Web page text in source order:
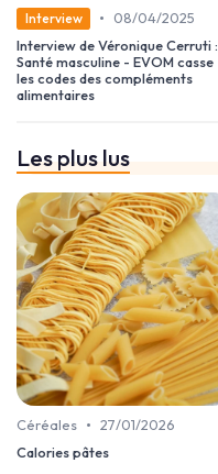
Interview •
08/04/2025
Interview de Véronique Cerruti :
Santé masculine - EVOM casse
les codes des compléments
alimentaires
Les plus lus
Céréales • 27/01/2026
Calories pâtes